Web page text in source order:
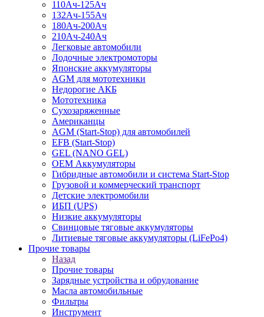
110Ач-125Ач
132Ач-155Ач
180Ач-200Ач
210Ач-240Ач
Легковые автомобили
Лодочные электромоторы
Японские аккумуляторы
AGM для мототехники
Недорогие АКБ
Мототехника
Сухозаряженные
Американцы
AGM (Start-Stop) для автомобилей
EFB (Start-Stop)
GEL (NANO GEL)
OEM Аккумуляторы
Гибридные автомобили и система Start-Stop
Грузовой и коммерческий транспорт
Детские электромобили
ИБП (UPS)
Низкие аккумуляторы
Свинцовые тяговые аккумуляторы
Литиевые тяговые аккумуляторы (LiFePo4)
Прочие товары
Назад
Прочие товары
Зарядные устройства и обрудование
Масла автомобильные
Фильтры
Инструмент